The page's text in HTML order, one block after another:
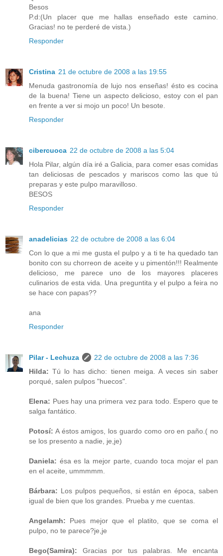
Besos
P.d:(Un placer que me hallas enseñado este camino.
Gracias! no te perderé de vista.)
Responder
Cristina 21 de octubre de 2008 a las 19:55
Menuda gastronomía de lujo nos enseñas! ésto es cocina
de la buena! Tiene un aspecto delicioso, estoy con el pan
en frente a ver si mojo un poco! Un besote.
Responder
cibercuoca 22 de octubre de 2008 a las 5:04
Hola Pilar, algún día iré a Galicia, para comer esas comidas
tan deliciosas de pescados y mariscos como las que tú
preparas y este pulpo maravilloso.
BESOS
Responder
anadelicias 22 de octubre de 2008 a las 6:04
Con lo que a mi me gusta el pulpo y a ti te ha quedado tan
bonito con su chorreon de aceite y u pimentón!!! Realmente
delicioso, me parece uno de los mayores placeres
culinarios de esta vida. Una preguntita y el pulpo a feira no
se hace con papas??
ana
Responder
Pilar - Lechuza
22 de octubre de 2008 a las 7:36
Hilda: Tú lo has dicho: tienen meiga. A veces sin saber
porqué, salen pulpos "huecos".
Elena: Pues hay una primera vez para todo. Espero que te
salga fantático.
Potosí: A éstos amigos, los guardo como oro en paño.( no
se los presento a nadie, je,je)
Daniela: ésa es la mejor parte, cuando toca mojar el pan
en el aceite, ummmmm.
Bárbara: Los pulpos pequeños, si están en época, saben
igual de bien que los grandes. Prueba y me cuentas.
Angelamh: Pues mejor que el platito, que se coma el
pulpo, no te parece?je,je
Bego(Samira): Gracias por tus palabras. Me encanta